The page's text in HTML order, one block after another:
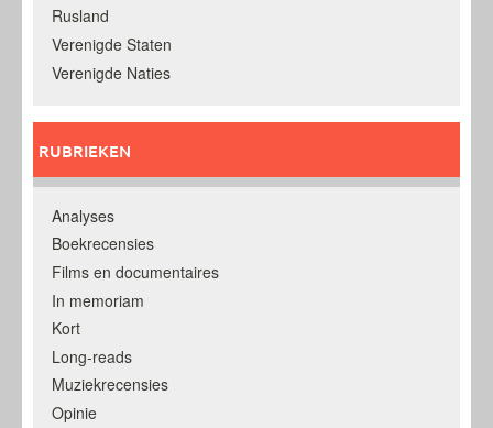
Rusland
Verenigde Staten
Verenigde Naties
RUBRIEKEN
Analyses
Boekrecensies
Films en documentaires
In memoriam
Kort
Long-reads
Muziekrecensies
Opinie